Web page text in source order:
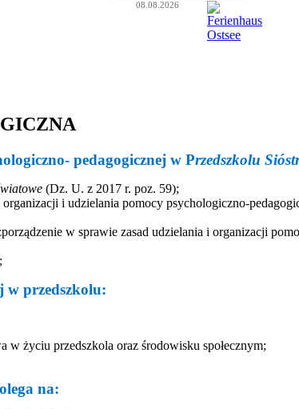
08.08.2026
pedagogicznej w Przedszkolu
(Dz. U. z 2017 r. poz. 59);
i udzielania pomocy psychologiczno-
w sprawie zasad udzielania i organizacji
w przedszkolu:
w życiu przedszkola oraz środowisku społecznym;
na: